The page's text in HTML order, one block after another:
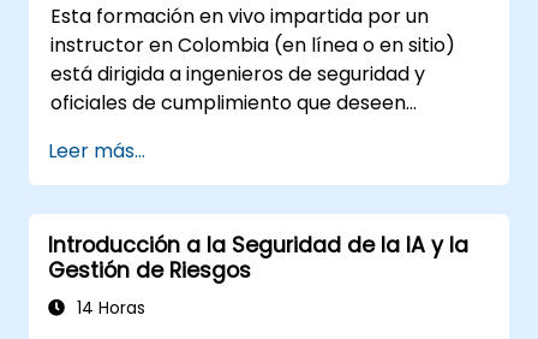
Esta formación en vivo impartida por un
instructor en Colombia (en línea o en sitio)
está dirigida a ingenieros de seguridad y
oficiales de cumplimiento que deseen
el acceso a modelos y gobernar las cargas de
trabajo de IA que se ejecutan exclusivamente
en instalaciones propias.
Leer más...
Introducción a la Seguridad de la IA y la
Gestión de Riesgos
14 Horas